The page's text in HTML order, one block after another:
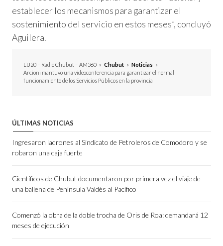
establecer los mecanismos para garantizar el
sostenimiento del servicio en estos meses”, concluyó
Aguilera.
LU20 – Radio Chubut – AM580 » Chubut » Noticias »
Arcioni mantuvo una videoconferencia para garantizar el normal
funcionamiento de los Servicios Públicos en la provincia
ÚLTIMAS NOTICIAS
Ingresaron ladrones al Sindicato de Petroleros de Comodoro y se
robaron una caja fuerte
Científicos de Chubut documentaron por primera vez el viaje de
una ballena de Península Valdés al Pacífico
Comenzó la obra de la doble trocha de Oris de Roa: demandará 12
meses de ejecución